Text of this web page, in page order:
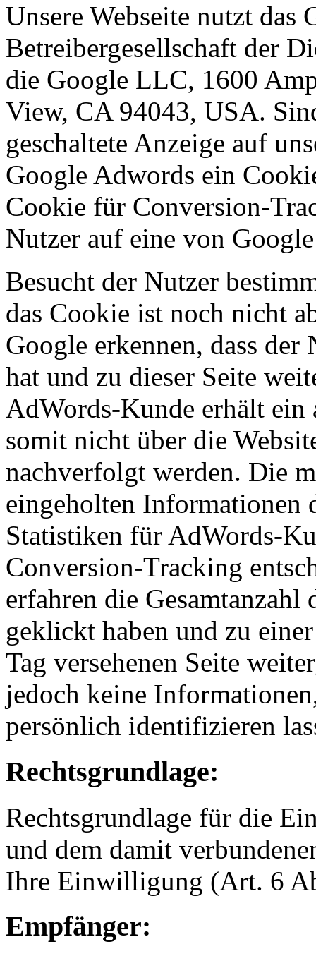
Unsere Webseite nutzt
Betreibergesellschaft der
die Google LLC, 1600
View, CA 94043, USA.
geschaltete Anzeige auf
Google Adwords ein
Cookie für Conversion-
Nutzer auf eine von
Besucht der Nutzer
das Cookie ist noch nicht
Google erkennen, dass
hat und zu dieser Seite
AdWords-Kunde erhält ein
somit nicht über die
nachverfolgt werden. Die
eingeholten Informationen
Statistiken für AdWords-
Conversion-Tracking
erfahren die
geklickt haben und zu
Tag versehenen Seite
jedoch keine
persönlich identifizieren
Rechtsgrundlage:
Rechtsgrundlage für die
und dem damit
Ihre Einwilligung (Art. 6
Empfänger: